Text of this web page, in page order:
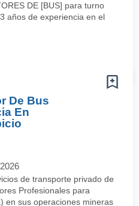
DE [BUS] para turno
años de experiencia en el
De Bus
En
de transporte privado de
Profesionales para
en sus operaciones mineras